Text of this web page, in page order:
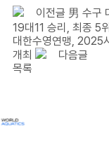
이전글 男 수구
19대11 승리, 최종 5위
대한수영연맹, 2025
개최
다음글
목록